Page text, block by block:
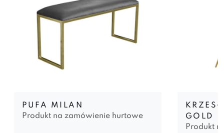
PUFA MILAN
Produkt na zamówienie hurtowe
GOLD
Produkt